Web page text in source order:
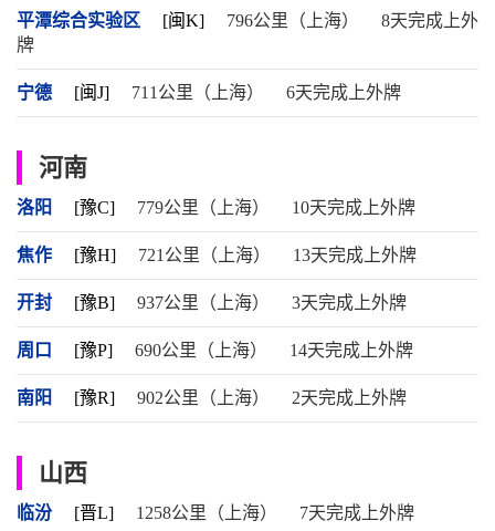
平潭综合实验区 [闽K] 796公里（上海）
8天完成上外
牌
宁德 [闽J] 711公里（上海） 6天完成上外牌
河南
洛阳 [豫C] 779公里（上海） 10天完成上外牌
焦作 [豫H] 721公里（上海） 13天完成上外牌
开封 [豫B] 937公里（上海） 3天完成上外牌
周口 [豫P] 690公里（上海） 14天完成上外牌
南阳 [豫R] 902公里（上海） 2天完成上外牌
山西
临汾 [晋L] 1258公里（上海） 7天完成上外牌